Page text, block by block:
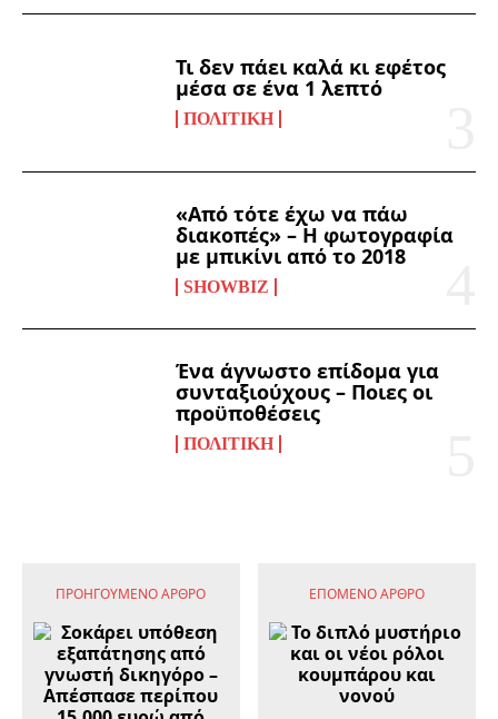
Τι δεν πάει καλά κι εφέτος
μέσα σε ένα 1 λεπτό
ΠΟΛΙΤΙΚΉ
«Από τότε έχω να πάω
διακοπές» – Η φωτογραφία
με μπικίνι από το 2018
SHOWBIZ
Ένα άγνωστο επίδομα για
συνταξιούχους – Ποιες οι
προϋποθέσεις
ΠΟΛΙΤΙΚΉ
ΠΡΟΗΓΟΎΜΕΝΟ ΆΡΘΡΟ ΕΠΌΜΕΝΟ ΆΡΘΡΟ